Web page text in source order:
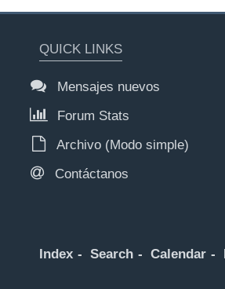
QUICK LINKS
Mensajes nuevos
Forum Stats
Archivo (Modo simple)
Contáctanos
Index Search Calendar